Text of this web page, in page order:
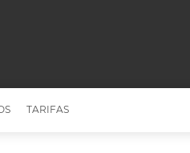
TARIFAS